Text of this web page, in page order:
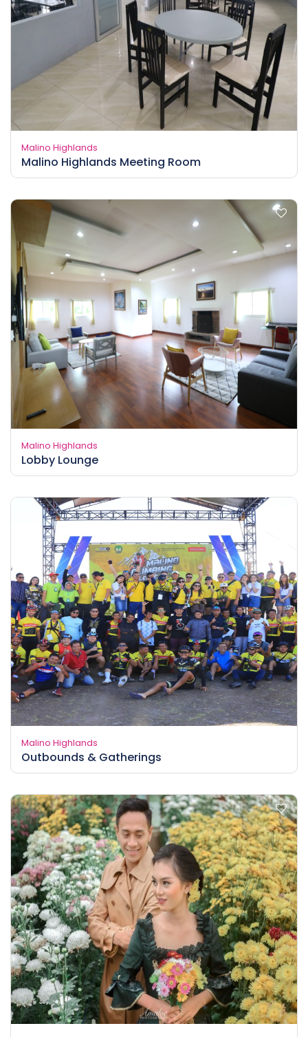
Malino Highlands
Malino Highlands Meeting Room
Malino Highlands
Lobby Lounge
Malino Highlands
Outbounds & Gatherings